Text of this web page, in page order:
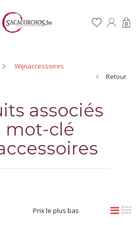
0
Wijnaccessoires
Retour
associés
mot-clé
Prix le plus bas